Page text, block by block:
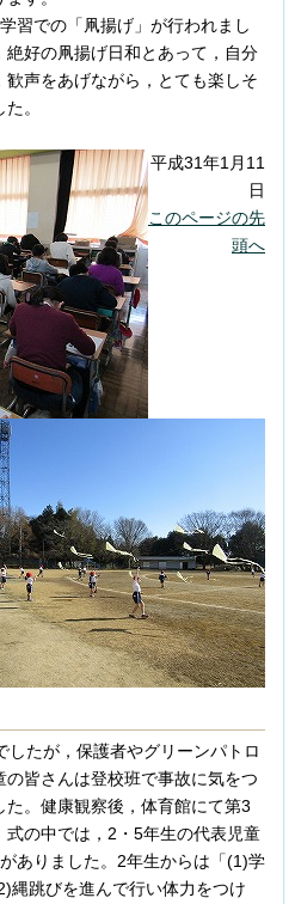
習での「凧揚げ」が行われまし
好の凧揚げ日和とあって，自分
声をあげながら，とても楽しそ
。
平成31年1月11
日
このページの先
頭へ
たが，保護者やグリーンパトロ
皆さんは登校班で事故に気をつ
。健康観察後，体育館にて第3
の中では，2・5年生の代表児童
ありました。2年生からは「(1)学
跳びを進んで行い体力をつけ